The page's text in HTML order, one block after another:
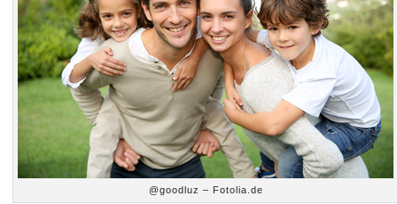
@goodluz – Fotolia.de